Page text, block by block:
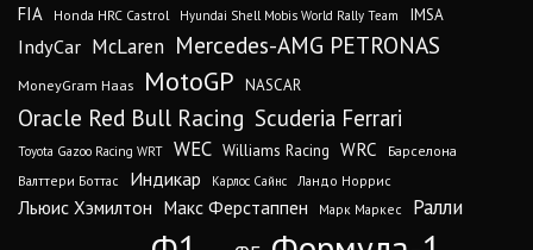
FIA Honda HRC Castrol Hyundai Shell Mobis World Rally Team IMSA
IndyCar McLaren Mercedes-AMG PETRONAS
MoneyGram Haas MotoGP NASCAR
Oracle Red Bull Racing Scuderia Ferrari
Toyota Gazoo Racing WRT WEC Williams Racing WRC
Барселона
Валттери Боттас
Индикар Карлос Сайнс Ландо Норрис
Льюис Хэмилтон Макс Ферстаппен Марк Маркес Ралли